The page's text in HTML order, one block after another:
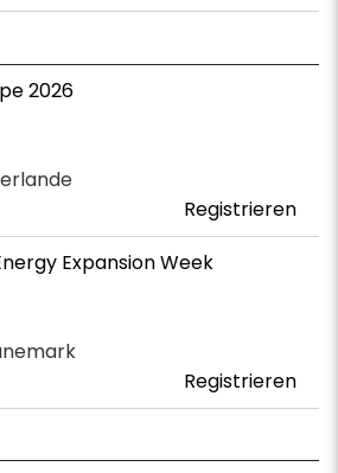
2026
Registrieren
Expansion Week
Registrieren